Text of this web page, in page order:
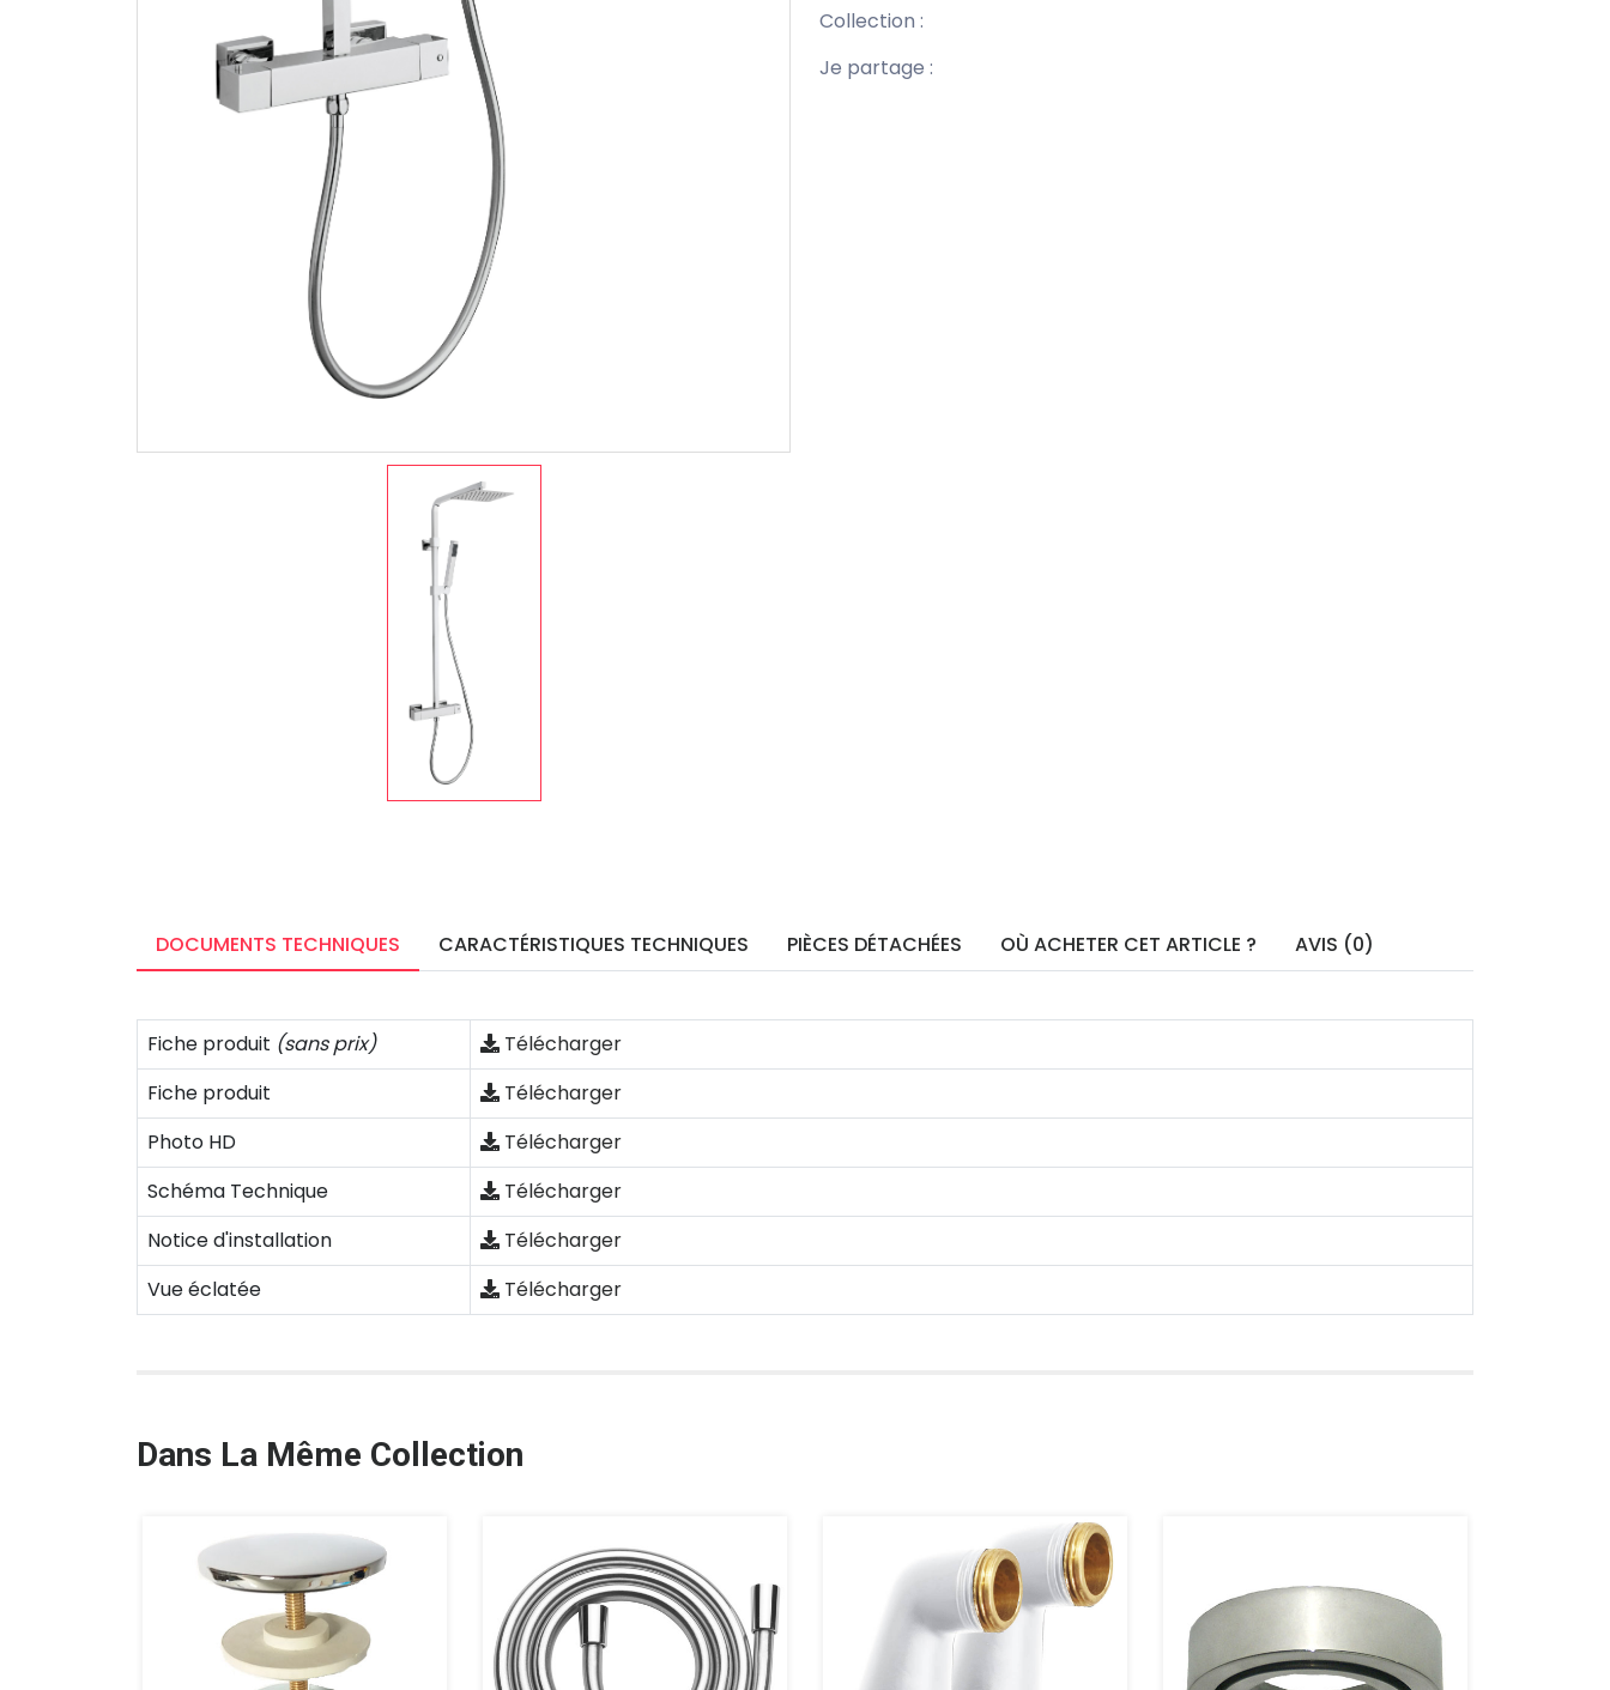
Collection :
Je partage :
DOCUMENTS TECHNIQUES CARACTÉRISTIQUES TECHNIQUES PIÈCES DÉTACHÉES OÙ ACHETER CET ARTICLE ? AVIS (0)
Fiche produit (sans prix)
Télécharger
Fiche produit
Télécharger
Photo HD
Télécharger
Schéma Technique
Télécharger
Notice d'installation
Télécharger
Vue éclatée
Télécharger
Dans La Même Collection